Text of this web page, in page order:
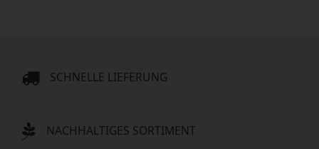
SCHNELLE LIEFERUNG
NACHHALTIGES SORTIMENT